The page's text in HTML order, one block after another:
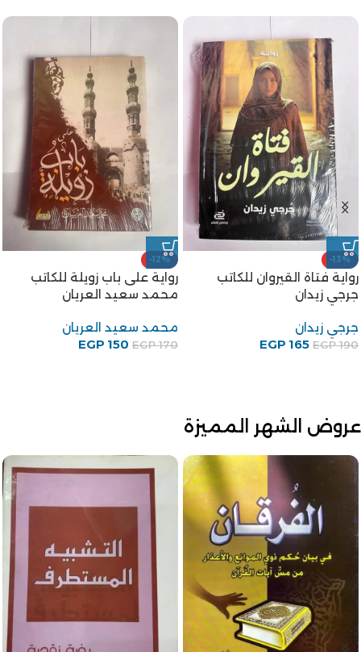
-25%
رواية شجرة الدر للكاتب محمد
سعيد العريان
محمد سعيد العريان
EGP100
EGP75
-12%
رواية أبو دولامة مضحك
الخليفة للكاتب على احمد
علي أحمد باكثير
عروض الشهر المميزة